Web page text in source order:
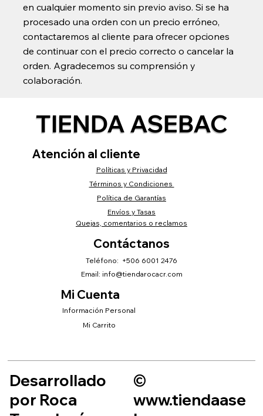
en cualquier momento sin previo aviso. Si se ha
procesado una orden con un precio erróneo,
contactaremos al cliente para ofrecer opciones
de continuar con el precio correcto o cancelar la
orden. Agradecemos su comprensión y
colaboración.
TIENDA ASEBAC
Atención al cliente
Políticas y Privacidad
Términos y Condiciones
Envíos y Tasas
Política de Garantías
Quejas, comentarios o reclamos
Mi Cuenta
Información Personal
Mi Carrito
Contáctanos
Teléfono: +506 6001 2476
Email: info@tiendarocacr.com
Desarrollado
por Roca
©
www.tiendaase